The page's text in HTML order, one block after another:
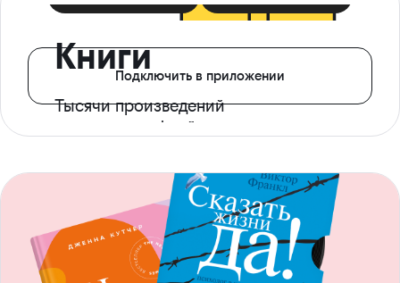
Книги
Тысячи произведений
с доступом офлайн
Подключить в приложении